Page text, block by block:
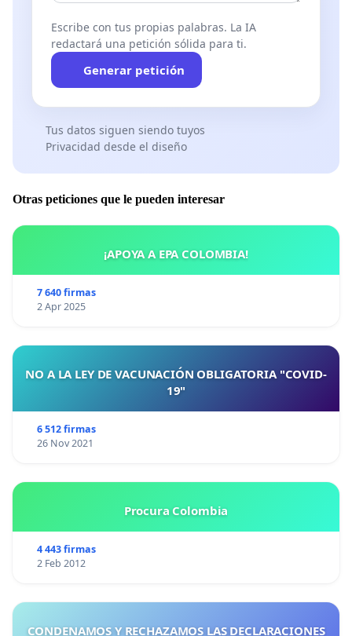
Escribe con tus propias palabras. La IA
redactará una petición sólida para ti.
Generar petición
Tus datos siguen siendo tuyos
Privacidad desde el diseño
Otras peticiones que le pueden interesar
¡APOYA A EPA COLOMBIA!
7 640 firmas
2 Apr 2025
NO A LA LEY DE VACUNACIÓN OBLIGATORIA "COVID-
19"
6 512 firmas
26 Nov 2021
Procura Colombia
4 443 firmas
2 Feb 2012
CONDENAMOS Y RECHAZAMOS LAS DECLARACIONES